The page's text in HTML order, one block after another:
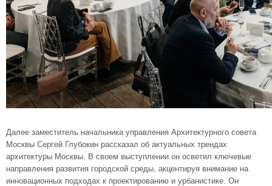
Далее заместитель начальника управления Архитектурного совета
Москвы Сергей Глубокин рассказал об актуальных трендах
архитектуры Москвы. В своем выступлении он осветил ключевые
направления развития городской среды, акцентируя внимание на
инновационных подходах к проектированию и урбанистике. Он